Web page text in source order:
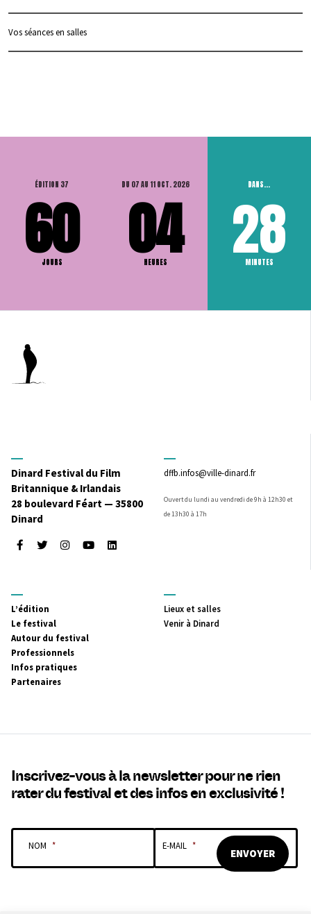
Vos séances en salles
ÉDITION 37
60
JOURS
DU 07 AU 11 OCT. 2026
04
HEURES
DANS...
28
MINUTES
Dinard Festival du Film
Britannique & Irlandais
28 boulevard Féart — 35800
Dinard
FacebookTwitterInstagramYoutubeLinkedIn
dffb.infos@ville-dinard.fr
Ouvert du lundi au vendredi de 9h à 12h30 et
de 13h30 à 17h
MENU
PRINCIPAL
L’édition
Le festival
Autour du festival
Professionnels
Infos pratiques
Partenaires
MENU
SECONDAIRE
Lieux et salles
Venir à Dinard
Inscrivez-vous à la newsletter pour ne rien
rater du festival et des infos en exclusivité !
NOM * E-MAIL *